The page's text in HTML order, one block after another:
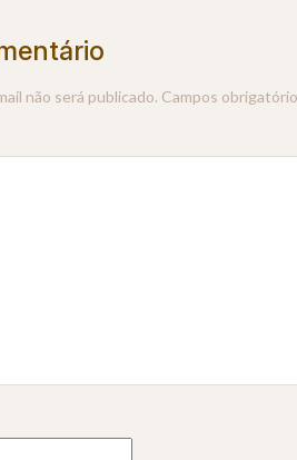
não será publicado. Campos